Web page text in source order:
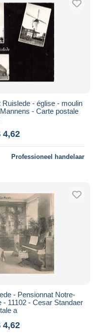
- église - moulin
- Carte postale
4,62
Professioneel handelaar
- Pensionnat Notre-
11102 - Cesar Standaer
a
4,62